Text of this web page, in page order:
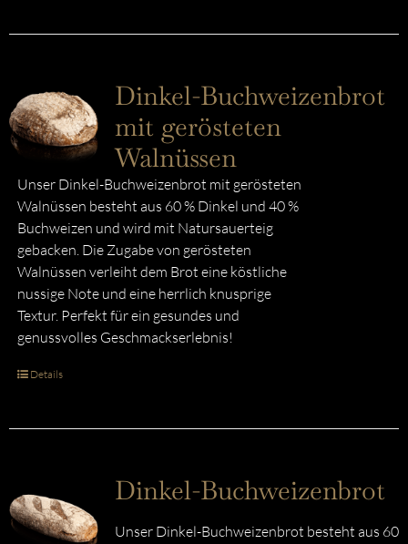
Dinkel-Buchweizenbrot
mit gerösteten
Walnüssen
Unser Dinkel-Buchweizenbrot mit gerösteten
Walnüssen besteht aus 60 % Dinkel und 40 %
Buchweizen und wird mit Natursauerteig
gebacken. Die Zugabe von gerösteten
Walnüssen verleiht dem Brot eine köstliche
nussige Note und eine herrlich knusprige
Textur. Perfekt für ein gesundes und
genussvolles Geschmackserlebnis!
Details
Dinkel-Buchweizenbrot
Unser Dinkel-Buchweizenbrot besteht aus 60